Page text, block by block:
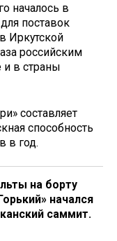
началось в
поставок
Иркутской
российским
и в страны
составляет
способность
в год.
на борту
начался
саммит.